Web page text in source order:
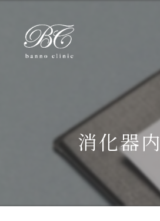
消化器